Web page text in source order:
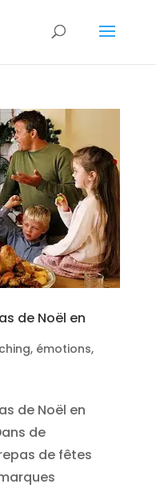
de Noël en
, émotions,
de Noël en
de
de fêtes